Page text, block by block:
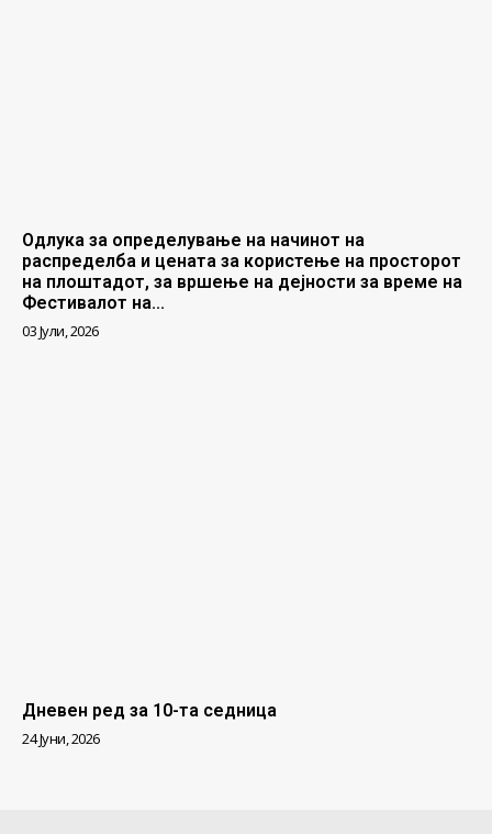
Одлука за определување на начинот на
распределба и цената за користење на просторот
на плоштадот, за вршење на дејности за време на
Фестивалот на...
03 Јули, 2026
Дневен ред за 10-та седница
24 Јуни, 2026